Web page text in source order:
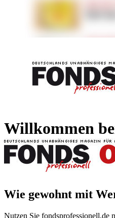
Willkommen
Wie gewohnt mit
Nutzen Sie fondsprofessionell.de